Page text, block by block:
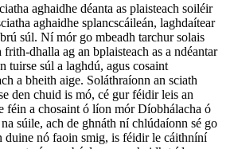
aghaidhe déanta as plaisteach soiléir
aghaidhe splancscáileán, laghdaítear
súl. Ní mór go mbeadh tarchur solais
dhalla ag an bplaisteach as a ndéantar
tuirse súl a laghdú, agus cosaint
a bheith aige. Soláthraíonn an sciath
den chuid is mó, cé gur féidir leis an
féin a chosaint ó líon mór Díobhálacha ó
súile, ach de ghnáth ní chlúdaíonn sé go
duine nó faoin smig, is féidir le cáithníní